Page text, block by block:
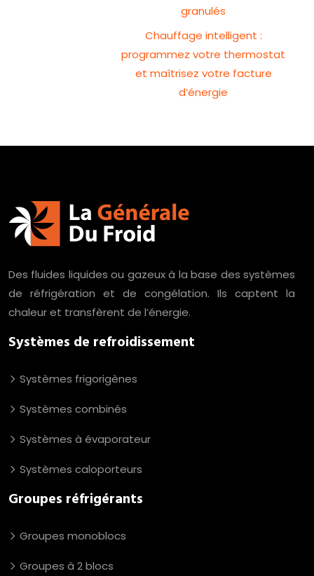
granulés
Chauffage intelligent :
programmez votre thermostat
et maîtrisez votre facture
d’énergie
Des fluides liquides ou gazeux à la base des systèmes
de réfrigération et de congélation. Ils captent la
chaleur et transfèrent de l’énergie.
Systèmes de refroidissement
Systèmes frigorigènes
Systèmes combinés
Systèmes à évaporateur
Systèmes caloporteurs
Groupes réfrigérants
Groupes monoblocs
Groupes à 2 blocs